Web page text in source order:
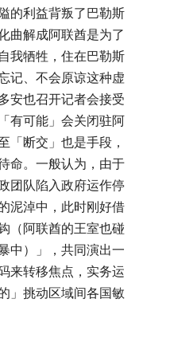
的利益背叛了巴勒斯
曲解成阿联酋是为了
我牺牲，住在巴勒斯
记、不会原谅这种虚
安也召开记者会接受
有可能」会关闭驻阿
「断交」也是手段，
命。一般认为，由于
团队陷入政府运作停
泥淖中，此时刚好借
（阿联酋的王室也碰
中）」，共同演出一
来转移焦点，实务运
」挑动区域间各国敏